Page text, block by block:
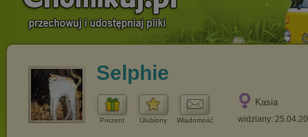
Selphie
Prezent Ulubiony Wiadomość
Kasia
widziany: